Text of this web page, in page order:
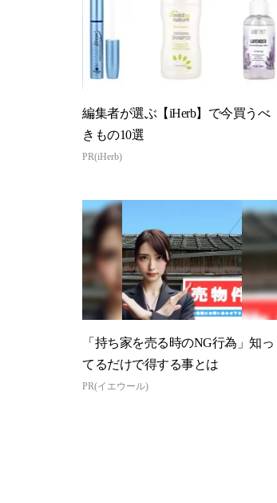
編集者が選ぶ【iHerb】で今買うべ
きもの10選
PR(iHerb)
「持ち家を売る時のNG行為」知っ
てるだけで得する事とは
PR(イエウール)